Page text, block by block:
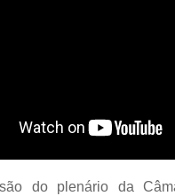
do plenário da